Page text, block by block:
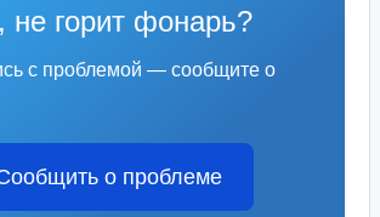
не горит фонарь?
с проблемой — сообщите о
о проблеме